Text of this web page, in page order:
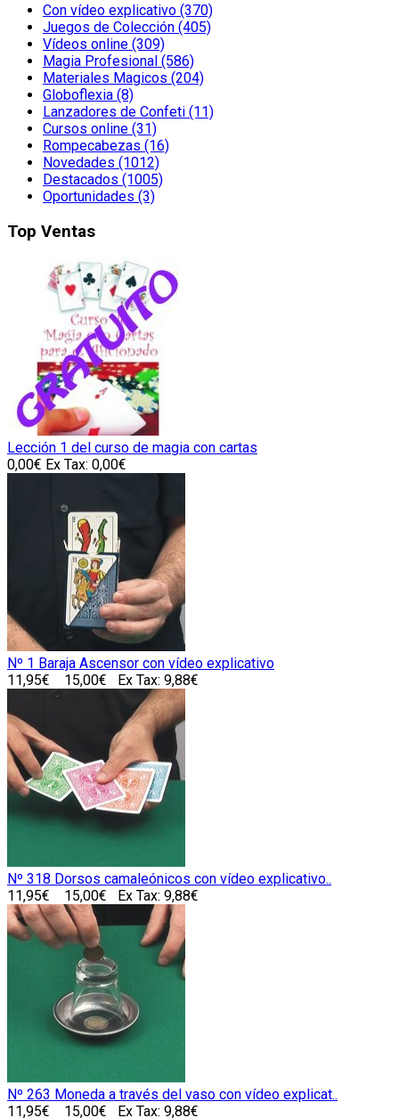
Con vídeo explicativo (370)
Juegos de Colección (405)
Vídeos online (309)
Magia Profesional (586)
Materiales Magicos (204)
Globoflexia (8)
Lanzadores de Confeti (11)
Cursos online (31)
Rompecabezas (16)
Novedades (1012)
Destacados (1005)
Oportunidades (3)
Top Ventas
Lección 1 del curso de magia con cartas
0,00€ Ex Tax: 0,00€
Nº 1 Baraja Ascensor con vídeo explicativo
11,95€
15,00€ Ex Tax: 9,88€
Nº 318 Dorsos camaleónicos con vídeo explicativo..
11,95€
15,00€ Ex Tax: 9,88€
Nº 263 Moneda a través del vaso con vídeo explicat..
11,95€
15,00€ Ex Tax: 9,88€